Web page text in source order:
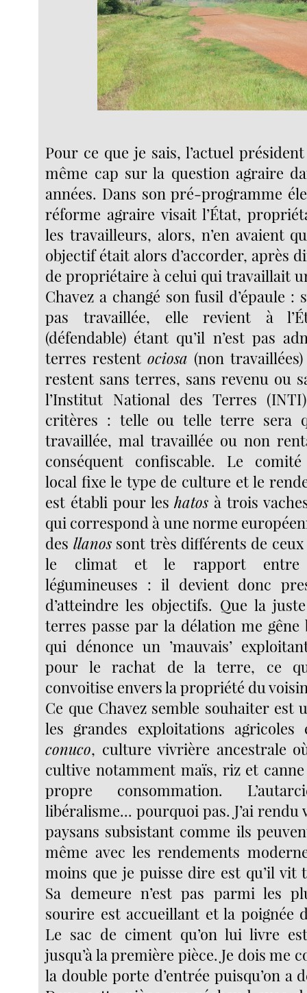
Pour ce que je sais, l’actuel
même cap sur la question agraire
années. Dans son pré-programme
réforme agraire visait l’État,
les travailleurs, alors, n’en avaient
objectif était alors d’accorder, après
de propriétaire à celui qui travaillait
Chavez a changé son fusil d’épaule :
pas travaillée, elle revient à
(défendable) étant qu’il n’est pas
terres restentociosa (non
restent sans terres, sans revenu ou
l’Institut National des Terres
critères : telle ou telle terre sera
travaillée, mal travaillée ou non
conséquent confiscable. Le
local fixe le type de culture et le
est établi pour leshatos à trois
qui correspond à une norme
des llanossont très différents de ceux
le climat et le rapport entre
légumineuses : il devient donc
d’atteindre les objectifs. Que la
terres passe par la délation me gêne
qui dénonce un ’mauvais’
pour le rachat de la terre, ce
convoitise envers la propriété du
Ce que Chavez semble souhaiter est
les grandes exploitations
conuco, culture vivrière ancestrale
cultive notamment maïs, riz et
propre consommation.
libéralisme... pourquoi pas. J’ai rendu
paysans subsistant comme ils
même avec les rendements
moins que je puisse dire est qu’il vit
Sa demeure n’est pas parmi les
sourire est accueillant et la poignée
Le sac de ciment qu’on lui livre
jusqu’à la première pièce. Je dois me
la double porte d’entrée puisqu’on a